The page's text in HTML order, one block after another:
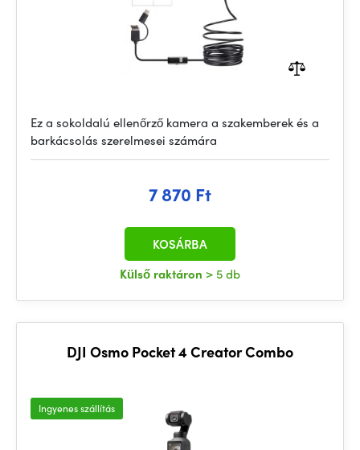
Ez a sokoldalú ellenőrző kamera a szakemberek és a
barkácsolás szerelmesei számára
7 870 Ft
Külső raktáron > 5 db
KOSÁRBA
DJI Osmo Pocket 4 Creator Combo
Ingyenes szállítás